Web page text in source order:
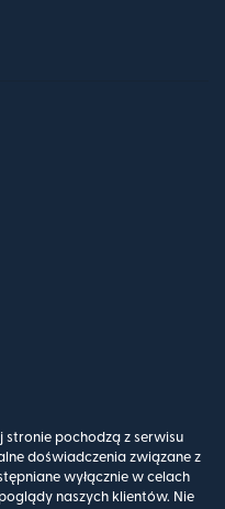
pochodzą z serwisu
doświadczenia związane z
wyłącznie w celach
naszych klientów. Nie